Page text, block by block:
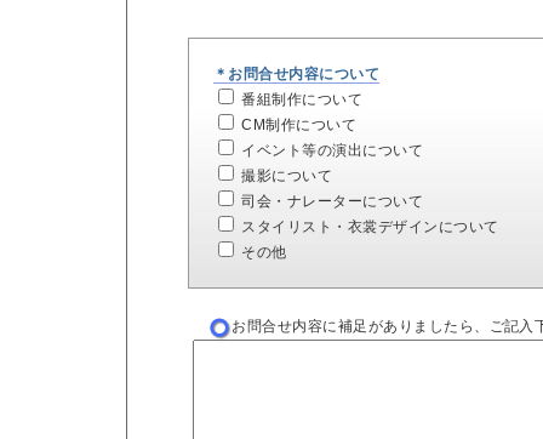
＊お問合せ内容について
番組制作について
CM制作について
イベント等の演出について
撮影について
司会・ナレーターについて
スタイリスト・衣裳デザインについて
その他
お問合せ内容に補足がありましたら、ご記入